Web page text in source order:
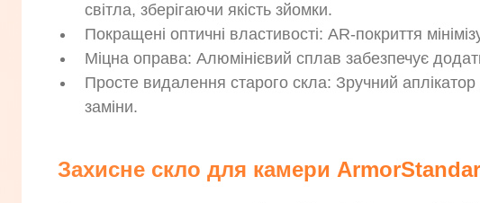
світла, зберігаючи якість зйомки.
Покращені оптичні властивості: AR-покриття
Міцна оправа: Алюмінієвий сплав забезпечує
Просте видалення старого скла: Зручний аплікатор
заміни.
Захисне скло для камери